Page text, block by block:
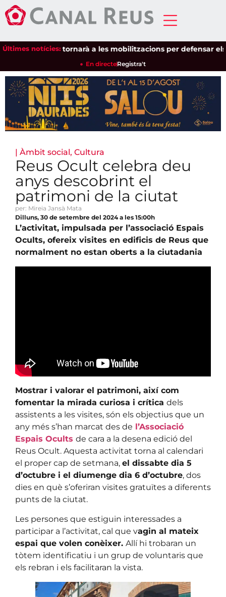
Últimes notícies:
de Pagesos tornarà a les mobilitzacions per defensar els
En directeRegistra't
| Àmbit social, Cultura
Reus Ocult celebra deu
anys descobrint el
patrimoni de la ciutat
per: Mireia Jansà Mata
Dilluns, 30 de setembre del 2024 a les 15:00h
L’activitat, impulsada per l’associació Espais
Ocults, ofereix visites en edificis de Reus que
normalment no estan oberts a la ciutadania
Mostrar i valorar el patrimoni, així com
fomentar la mirada curiosa i crítica dels
assistents a les visites, són els objectius que un
any més s’han marcat des de l’Associació
Espais Ocults de cara a la desena edició del
Reus Ocult. Aquesta activitat torna al calendari
el proper cap de setmana, el dissabte dia 5
d’octubre i el diumenge dia 6 d’octubre, dos
dies en què s’oferiran visites gratuïtes a diferents
punts de la ciutat.
Les persones que estiguin interessades a
participar a l’activitat, cal que vagin al mateix
espai que volen conèixer. Allí hi trobaran un
tòtem identificatiu i un grup de voluntaris que
els rebran i els facilitaran la vista.